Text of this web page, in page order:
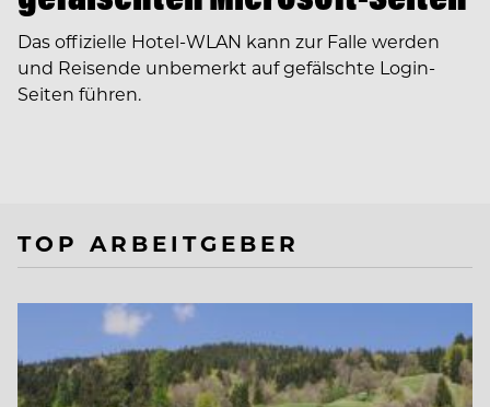
Das offizielle Hotel-WLAN kann zur Falle werden
und Reisende unbemerkt auf gefälschte Login-
Seiten führen.
TOP ARBEITGEBER